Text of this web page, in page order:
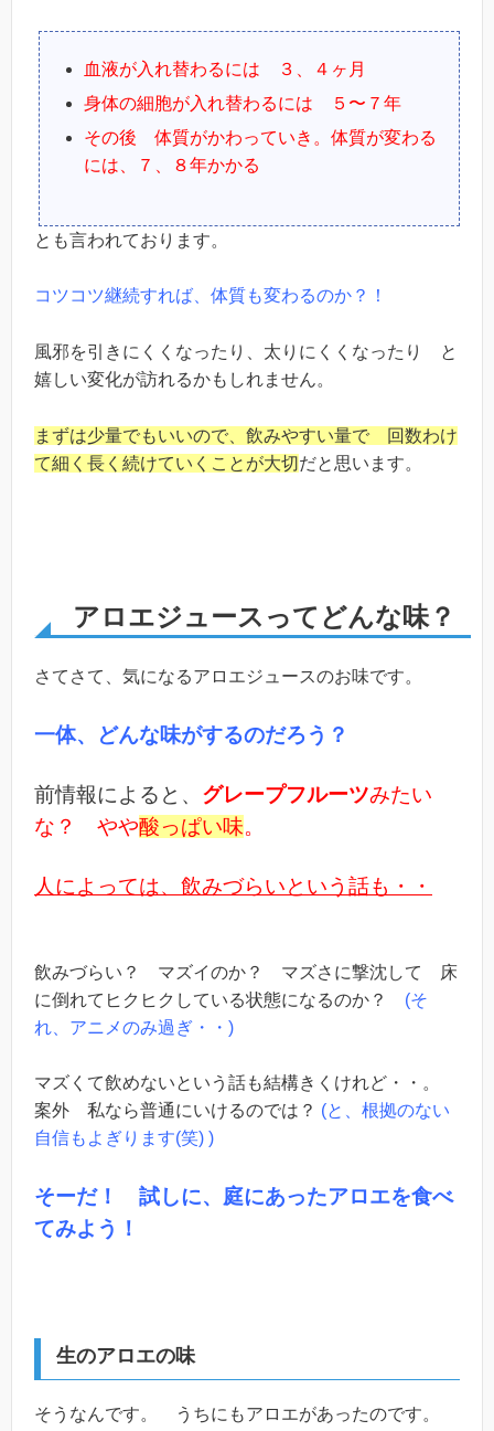
血液が入れ替わるには ３、４ヶ月
身体の細胞が入れ替わるには ５〜７年
その後 体質がかわっていき。体質が変わる
には、７、８年かかる
とも言われております。
コツコツ継続すれば、体質も変わるのか？！
風邪を引きにくくなったり、太りにくくなったり と
嬉しい変化が訪れるかもしれません。
まずは少量でもいいので、飲みやすい量で 回数わけ
て細く長く続けていくことが大切だと思います。
アロエジュースってどんな味？
さてさて、気になるアロエジュースのお味です。
一体、どんな味がするのだろう？
前情報によると、 グレープフルーツみたい
な？ やや酸っぱい味。
人によっては、飲みづらいという話も・・
飲みづらい？ マズイのか？ マズさに撃沈して 床
に倒れてヒクヒクしている状態になるのか？ (そ
れ、アニメのみ過ぎ・・)
マズくて飲めないという話も結構きくけれど・・。
案外 私なら普通にいけるのでは？ (と、根拠のない
自信もよぎります(笑) )
そーだ！ 試しに、庭にあったアロエを食べ
てみよう！
生のアロエの味
そうなんです。 うちにもアロエがあったのです。